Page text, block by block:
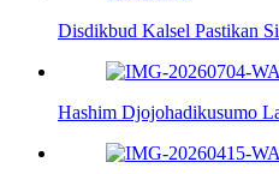
Disdikbud Kalsel Pastikan
Hashim Djojohadikusumo